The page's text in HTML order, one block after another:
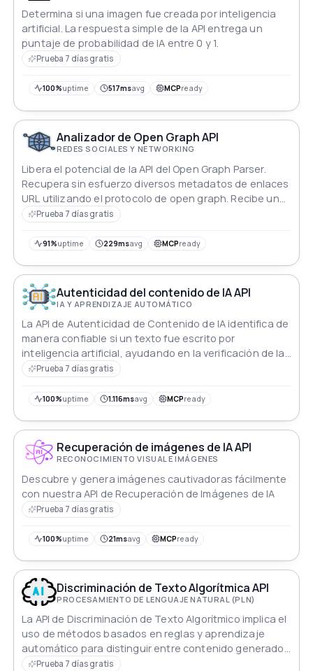
Determina si una imagen fue creada por inteligencia
artificial. La respuesta simple de la API entrega un
puntaje de probabilidad de IA entre 0 y 1.
Prueba 7 días gratis
100%uptime 517msavg MCPready
Analizador de Open Graph API
REDES SOCIALES Y NETWORKING
Libera el potencial de la API del Open Graph Parser.
Recupera sin esfuerzo diversos metadatos de enlaces
URL utilizando el protocolo de open graph. Recibe una
respuesta en JSON, mejorando tus capacidades de
Prueba 7 días gratis
91%uptime 229msavg MCPready
Autenticidad del contenido de IA API
IA Y APRENDIZAJE AUTOMÁTICO
La API de Autenticidad de Contenido de IA identifica de
manera confiable si un texto fue escrito por
inteligencia artificial, ayudando en la verificación de la
autenticidad del contenido.
Prueba 7 días gratis
100%uptime 1.116msavg MCPready
Recuperación de imágenes de IA API
RECONOCIMIENTO VISUAL E IMÁGENES
Descubre y genera imágenes cautivadoras fácilmente
con nuestra API de Recuperación de Imágenes de IA
Prueba 7 días gratis
100%uptime 21msavg MCPready
Discriminación de Texto Algorítmica API
PROCESAMIENTO DE LENGUAJE NATURAL (PLN)
La API de Discriminación de Texto Algorítmico implica el
uso de métodos basados en reglas y aprendizaje
automático para distinguir entre contenido generado
por modelos y contenido generado por humanos para
Prueba 7 días gratis